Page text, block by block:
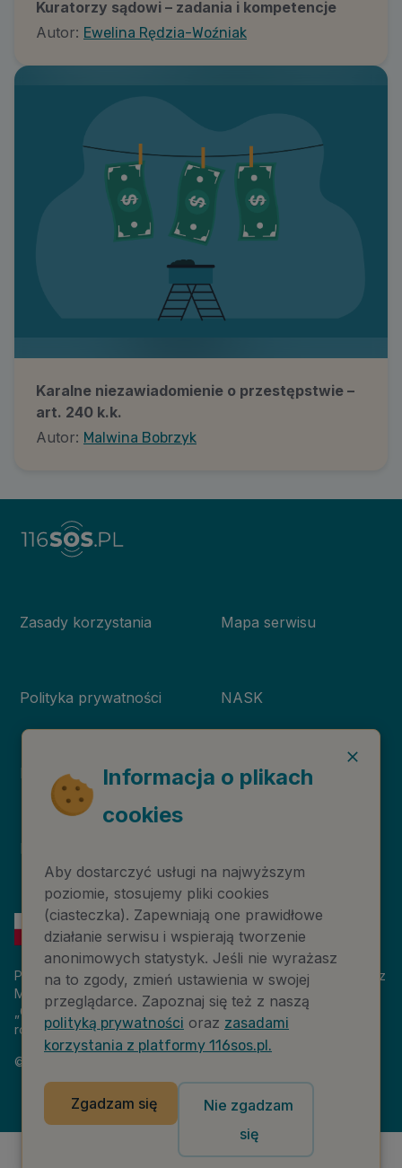
Kuratorzy sądowi – zadania i kompetencje
Autor: Ewelina Rędzia-Woźniak
Karalne niezawiadomienie o przestępstwie –
art. 240 k.k.
Autor: Malwina Bobrzyk
Zasady korzystania
Polityka prywatności
Deklaracja dostępności
Prawa autorskie
Mapa serwisu
NASK
Niebieska Linia
Platforma 116sos.pl jest finansowana z budżetu państwa, przez
Ministerstwo Cyfryzacji. Nazwa zadania publicznego:
„Człowiek w kryzysie – platforma wiedzy i komunikacji –
rozwój wsparcia”. Wartość projektu: 18 884 808,00 zł.
©
Informacja o plikach
cookies
Aby dostarczyć usługi na najwyższym
poziomie, stosujemy pliki cookies
(ciasteczka). Zapewniają one prawidłowe
działanie serwisu i wspierają tworzenie
anonimowych statystyk. Jeśli nie wyrażasz
na to zgody, zmień ustawienia w swojej
przeglądarce. Zapoznaj się też z naszą
polityką prywatności oraz zasadami
korzystania z platformy 116sos.pl.
Zgadzam się
Nie zgadzam
się